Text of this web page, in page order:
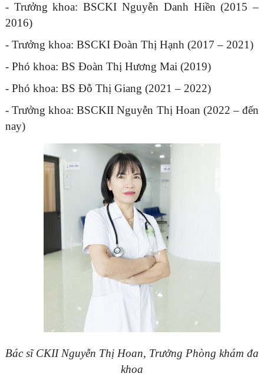
- Trưởng khoa: BSCKI Nguyễn Danh Hiền (2015 –
2016)
- Trưởng khoa: BSCKI Đoàn Thị Hạnh (2017 – 2021)
- Phó khoa: BS Đoàn Thị Hương Mai (2019)
- Phó khoa: BS Đỗ Thị Giang (2021 – 2022)
- Trưởng khoa: BSCKII Nguyễn Thị Hoan (2022 – đến
nay)
Bác sĩ CKII Nguyễn Thị Hoan, Trưởng Phòng khám đa
khoa